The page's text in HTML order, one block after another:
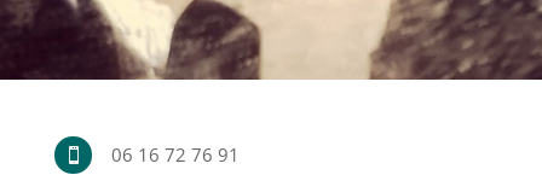
 06 16 72 76 91